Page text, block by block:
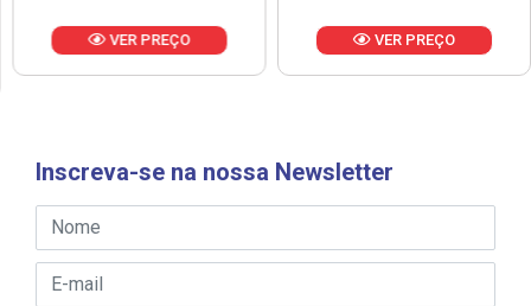
VER PREÇO VER PREÇO
Inscreva-se na nossa Newsletter